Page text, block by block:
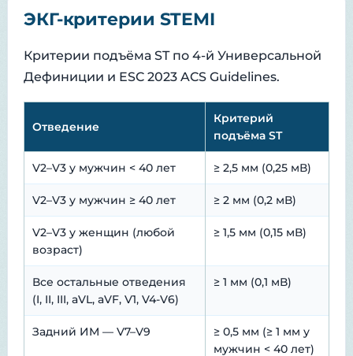
ЭКГ-критерии STEMI
Критерии подъёма ST по 4-й Универсальной
Дефиниции и ESC 2023 ACS Guidelines.
Отведение
Критерий
подъёма ST
V2–V3 у мужчин < 40 лет ≥ 2,5 мм (0,25 мВ)
V2–V3 у мужчин ≥ 40 лет ≥ 2 мм (0,2 мВ)
V2–V3 у женщин (любой
возраст)
≥ 1,5 мм (0,15 мВ)
Все остальные отведения
(I, II, III, aVL, aVF, V1, V4-V6)
≥ 1 мм (0,1 мВ)
Задний ИМ — V7–V9
≥ 0,5 мм (≥ 1 мм у
мужчин < 40 лет)